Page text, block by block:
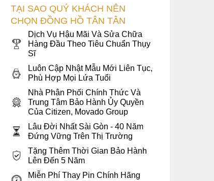
TẠI SAO QUÝ KHÁCH NÊN
CHỌN ĐỒNG HỒ TÂN TÂN
Dịch Vụ Hậu Mãi Và Sửa Chữa
Hàng Đầu Theo Tiêu Chuẩn Thụy
Sĩ
Luôn Cập Nhật Mẫu Mới Liên Tục,
Phù Hợp Mọi Lứa Tuổi
Nhà Phân Phối Chính Thức Và
Trung Tâm Bảo Hành Ủy Quyền
Của Citizen, Movado Group
Lâu Đời Nhất Sài Gòn - 40 Năm
Đứng Vững Trên Thị Trường
Tặng Thêm Thời Gian Bảo Hành
Lên Đến 5 Năm
Miễn Phí Thay Pin Chính Hãng